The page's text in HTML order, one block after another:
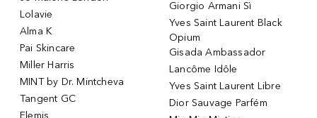
Lolavie
Alma K
Pai Skincare
Miller Harris
MINT by Dr. Mintcheva
Tangent GC
Elemis
Giorgio Armani Sì
Yves Saint Laurent Black
Opium
Gisada Ambassador
Lancôme Idôle
Yves Saint Laurent Libre
Dior Sauvage Parfém